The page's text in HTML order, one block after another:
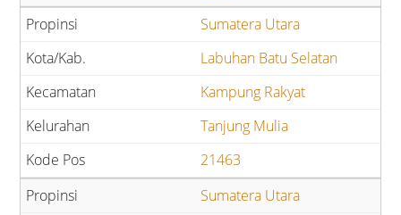
Sumatera Utara
Labuhan Batu Selatan
Kampung Rakyat
Tanjung Mulia
21463
Sumatera Utara